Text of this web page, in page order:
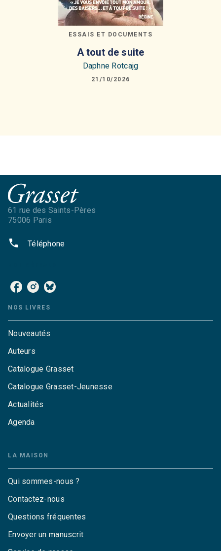
ESSAIS ET DOCUMENTS
A tout de suite
Daphne Rotcajg
21/10/2026
61 rue des Saints-Pères
75006 Paris
phone Téléphone
NOS LIVRES
Nouveautés
Auteurs
Catalogue Grasset
Catalogue Grasset-Jeunesse
Actualités
Agenda
LA MAISON
Qui sommes-nous ?
Contactez-nous
Questions fréquentes
Envoyer un manuscrit